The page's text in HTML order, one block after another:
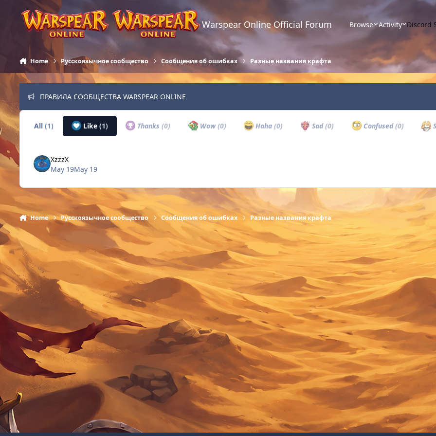
Skip to content
Warspear Online Official Forum Browse Activity Discord
Home Русскоязычное сообщество Сообщения об ошибках Разные названия крафта
ПРАВИЛА СООБЩЕСТВА WARSPEAR ONLINE
All(1) Like (1) Thanks(0) Wow(0) Haha (0) Sad(0) Confused(0)
XzzzX
May 19May 19
Home Русскоязычное сообщество Сообщения об ошибках Разные названия крафта